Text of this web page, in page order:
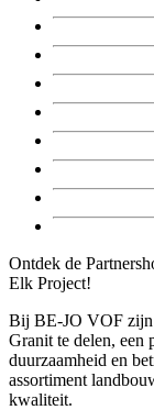
Ontdek de
Elk Project!
Bij BE-JO VOF zijn
Granit te delen, een
duurzaamheid en
assortiment
kwaliteit.